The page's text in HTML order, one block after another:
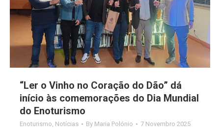
“Ler o Vinho no Coração do Dão” dá
início às comemorações do Dia Mundial
do Enoturismo
Enoturismo Notícias By Maria Polónio 7 Novembro 2025